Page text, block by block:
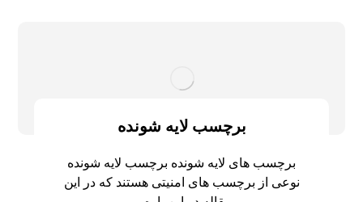
برچسب لایه شونده
برچسب های لایه شونده برچسب لایه شونده
نوعی از برچسب های امنیتی هستند که در این